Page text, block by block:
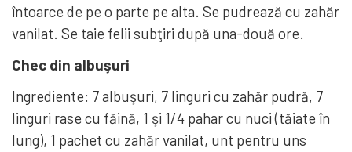
întoarce de pe o parte pe alta. Se pudrează cu zahăr
vanilat. Se taie felii subţiri după una-două ore.
Chec din albuşuri
Ingrediente: 7 albuşuri, 7 linguri cu zahăr pudră, 7
linguri rase cu făină, 1 şi 1/4 pahar cu nuci (tăiate în
lung), 1 pachet cu zahăr vanilat, unt pentru uns